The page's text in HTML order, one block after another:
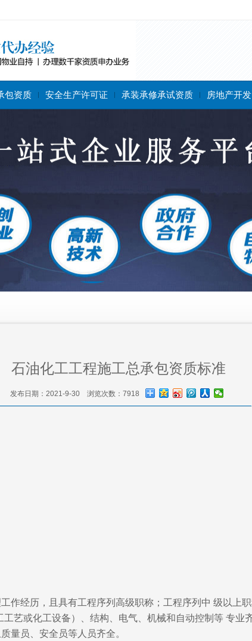
包资质 安全生产许可证 承装承修承试资质 房地产开
石油化工工程施工总承包资质标准
发布日期：2021-9-30 浏览次数：7918
作经历，且具有工程序列高级职称；工程序列中 级以上
艺或化工设备）、结构、电气、机械和自动控制等 专业齐
量员、安全员等人员齐全。